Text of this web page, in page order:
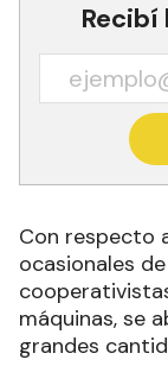
Recibí
Con respecto
ocasionales
máquinas, se
grandes